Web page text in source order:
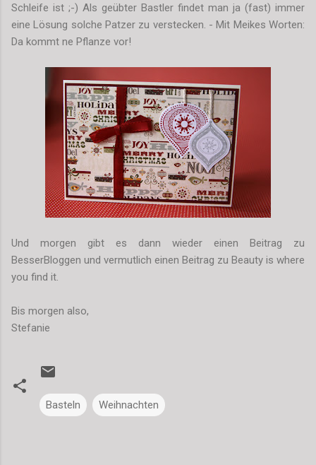
Schleife ist ;-) Als geübter Bastler findet man ja (fast) immer
eine Lösung solche Patzer zu verstecken. - Mit Meikes Worten:
Da kommt ne Pflanze vor!
Und morgen gibt es dann wieder einen Beitrag zu
BesserBloggen und vermutlich einen Beitrag zu Beauty is where
you find it.
Bis morgen also,
Stefanie
Basteln Weihnachten